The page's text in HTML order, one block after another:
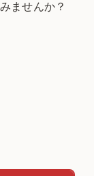
ませんか？